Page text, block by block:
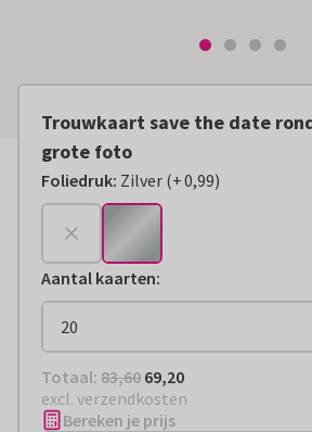
Trouwkaart save the date
grote foto
Foliedruk: Zilver (
+€ 0,99
+0,99)
Aantal kaarten:
Totaal: € 69,20
Totaal: 83,60 69,20
excl. verzendkosten
Bereken je prijs